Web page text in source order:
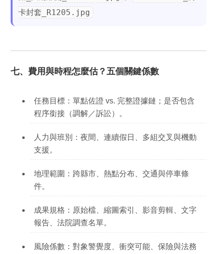
卡封套_R1205.jpg
七、費用與時程怎麼估？五個關鍵係數
任務目標：單點佐證 vs. 完整證據鏈；是否包含
程序銜接（調解／訴訟）。
人力與班別：夜間、連續假日、多組交叉與機動
支援。
地理範圍： 跨縣市、熱點分布、交通與停車條
件。
成果規格： 原始檔、縮圖索引、影音剪輯、文字
報告、法院調查名單。
風險係數：對象警覺度、衝突可能、保險與法務